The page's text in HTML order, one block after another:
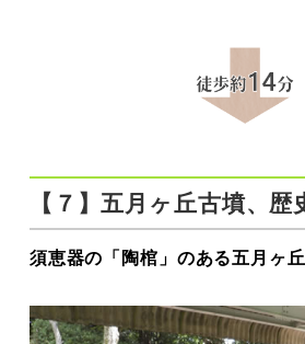
【７】五月ヶ丘古墳、歴
須恵器の「陶棺」のある五月ヶ